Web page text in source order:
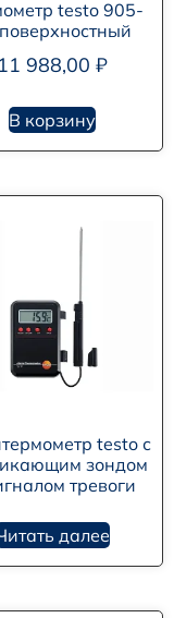
testo 905-
11 988,00 ₽
В корзину
testo с
зондом
тревоги
далее